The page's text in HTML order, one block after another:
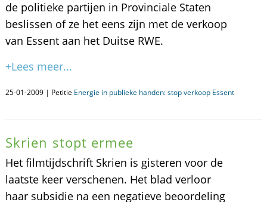
de politieke partijen in Provinciale Staten
beslissen of ze het eens zijn met de verkoop
van Essent aan het Duitse RWE.
+Lees meer...
25-01-2009 | Petitie Energie in publieke handen: stop verkoop Essent
Skrien stopt ermee
Het filmtijdschrift Skrien is gisteren voor de
laatste keer verschenen. Het blad verloor
haar subsidie na een negatieve beoordeling